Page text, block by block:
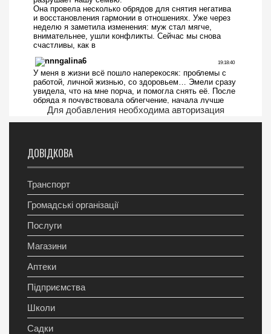
Для добавления необходима авторизация
ДОВІДКОВА
Транспорт
Громадські організації
Послуги
Магазини
Аптеки
Підприємства
Школи
Садки